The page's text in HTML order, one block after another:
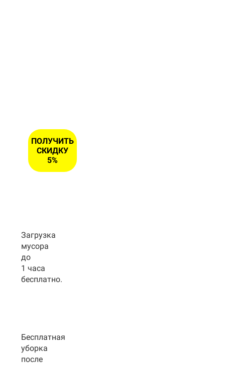
ПОЛУЧИТЬ
СКИДКУ
5%
Загрузка
мусора
до
1 часа
бесплатно.
Бесплатная
уборка
после